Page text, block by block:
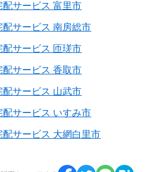
サービス 富里市
サービス 南房総市
サービス 匝瑳市
サービス 香取市
サービス 山武市
サービス いすみ市
サービス 大網白里市